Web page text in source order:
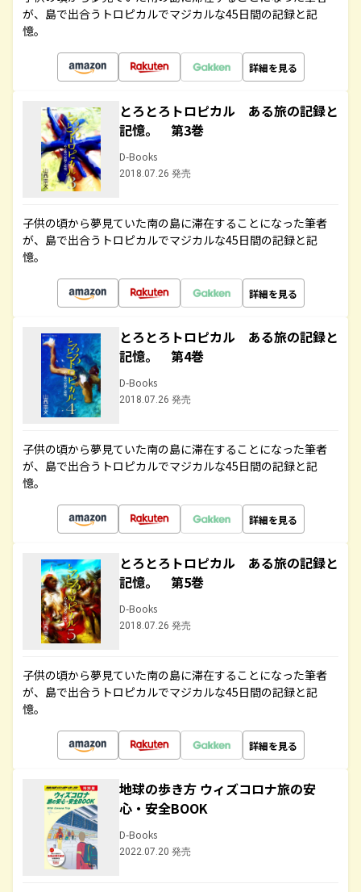
が、島で出合うトロピカルでマジカルな45日間の記録と記
憶。
詳細を見る
とろとろトロピカル ある旅の記録と
記憶。 第3巻
D-Books
2018.07.26 発売
子供の頃から夢見ていた南の島に滞在することになった筆者
が、島で出合うトロピカルでマジカルな45日間の記録と記
憶。
詳細を見る
とろとろトロピカル ある旅の記録と
記憶。 第4巻
D-Books
2018.07.26 発売
子供の頃から夢見ていた南の島に滞在することになった筆者
が、島で出合うトロピカルでマジカルな45日間の記録と記
憶。
詳細を見る
とろとろトロピカル ある旅の記録と
記憶。 第5巻
D-Books
2018.07.26 発売
子供の頃から夢見ていた南の島に滞在することになった筆者
が、島で出合うトロピカルでマジカルな45日間の記録と記
憶。
詳細を見る
地球の歩き方 ウィズコロナ旅の安
心・安全BOOK
D-Books
2022.07.20 発売